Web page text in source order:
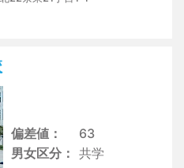
偏差値
63
男女区分
共学